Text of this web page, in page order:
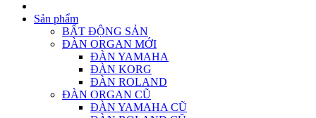
Sản phẩm
BẤT ĐỘNG SẢN
ĐÀN ORGAN MỚI
ĐÀN YAMAHA
ĐÀN KORG
ĐÀN ROLAND
ĐÀN ORGAN CŨ
ĐÀN YAMAHA CŨ